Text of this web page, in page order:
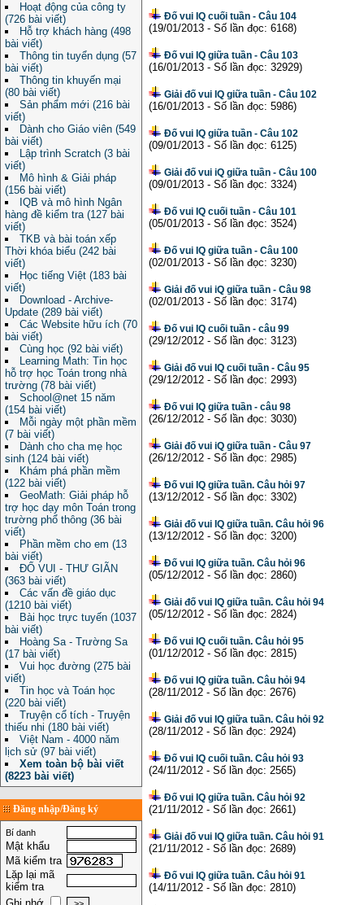
Hoạt động của công ty
(726 bài viết)
Hỗ trợ khách hàng (498
bài viết)
Thông tin tuyển dụng (57
bài viết)
Thông tin khuyến mại
(80 bài viết)
Sản phẩm mới (216 bài
viết)
Dành cho Giáo viên (549
bài viết)
Lập trình Scratch (3 bài
viết)
Mô hình & Giải pháp
(156 bài viết)
IQB và mô hình Ngân
hàng đề kiểm tra (127 bài
viết)
TKB và bài toán xếp
Thời khóa biểu (242 bài
viết)
Học tiếng Việt (183 bài
viết)
Download - Archive-
Update (289 bài viết)
Các Website hữu ích (70
bài viết)
Cùng học (92 bài viết)
Learning Math: Tin học
hỗ trợ học Toán trong nhà
trường (78 bài viết)
School@net 15 năm
(154 bài viết)
Mỗi ngày một phần mềm
(7 bài viết)
Dành cho cha mẹ học
sinh (124 bài viết)
Khám phá phần mềm
(122 bài viết)
GeoMath: Giải pháp hỗ
trợ học dạy môn Toán trong
trường phổ thông (36 bài
viết)
Phần mềm cho em (13
bài viết)
ĐỐ VUI - THƯ GIÃN
(363 bài viết)
Các vấn đề giáo dục
(1210 bài viết)
Bài học trực tuyến (1037
bài viết)
Hoàng Sa - Trường Sa
(17 bài viết)
Vui học đường (275 bài
viết)
Tin học và Toán học
(220 bài viết)
Truyện cổ tích - Truyện
thiếu nhi (180 bài viết)
Việt Nam - 4000 năm
lịch sử (97 bài viết)
Xem toàn bộ bài viết
(8223 bài viết)
Đăng nhập/Đăng ký
Bí danh
Mật khẩu
Mã kiểm tra
Lặp lại mã
kiểm tra
Đố vui IQ cuối tuần - Câu 104
(19/01/2013 - Số lần đọc: 6168)
Đố vui IQ giữa tuần - Câu 103
(16/01/2013 - Số lần đọc: 32929)
Giải đố vui IQ giữa tuần - Câu 102
(16/01/2013 - Số lần đọc: 5986)
Đố vui IQ giữa tuần - Câu 102
(09/01/2013 - Số lần đọc: 6125)
Giải đố vui iQ giữa tuần - Câu 100
(09/01/2013 - Số lần đọc: 3324)
Đố vui IQ cuối tuần - Câu 101
(05/01/2013 - Số lần đọc: 3524)
Đố vui IQ giữa tuần - Câu 100
(02/01/2013 - Số lần đọc: 3230)
Giải đố vui iQ giữa tuần - Câu 98
(02/01/2013 - Số lần đọc: 3174)
Đố vui IQ cuối tuần - câu 99
(29/12/2012 - Số lần đọc: 3123)
Giải đố vui IQ cuối tuần - Câu 95
(29/12/2012 - Số lần đọc: 2993)
Đố vui IQ giữa tuần - câu 98
(26/12/2012 - Số lần đọc: 3030)
Giải đố vui iQ giữa tuần - Câu 97
(26/12/2012 - Số lần đọc: 2985)
Đố vui IQ giữa tuần. Câu hỏi 97
(13/12/2012 - Số lần đọc: 3302)
Giải đố vui IQ giữa tuần. Câu hỏi 96
(13/12/2012 - Số lần đọc: 3200)
Đố vui IQ giữa tuần. Câu hỏi 96
(05/12/2012 - Số lần đọc: 2860)
Giải đố vui IQ giữa tuần. Câu hỏi 94
(05/12/2012 - Số lần đọc: 2824)
Đố vui IQ cuối tuần. Câu hỏi 95
(01/12/2012 - Số lần đọc: 2815)
Đố vui IQ giữa tuần. Câu hỏi 94
(28/11/2012 - Số lần đọc: 2676)
Giải đố vui IQ giữa tuần. Câu hỏi 92
(28/11/2012 - Số lần đọc: 2924)
Đố vui IQ cuối tuần. Câu hỏi 93
(24/11/2012 - Số lần đọc: 2565)
Đố vui IQ giữa tuần. Câu hỏi 92
(21/11/2012 - Số lần đọc: 2661)
Giải đố vui IQ giữa tuần. Câu hỏi 91
(21/11/2012 - Số lần đọc: 2689)
Đố vui IQ giữa tuần. Câu hỏi 91
(14/11/2012 - Số lần đọc: 2810)